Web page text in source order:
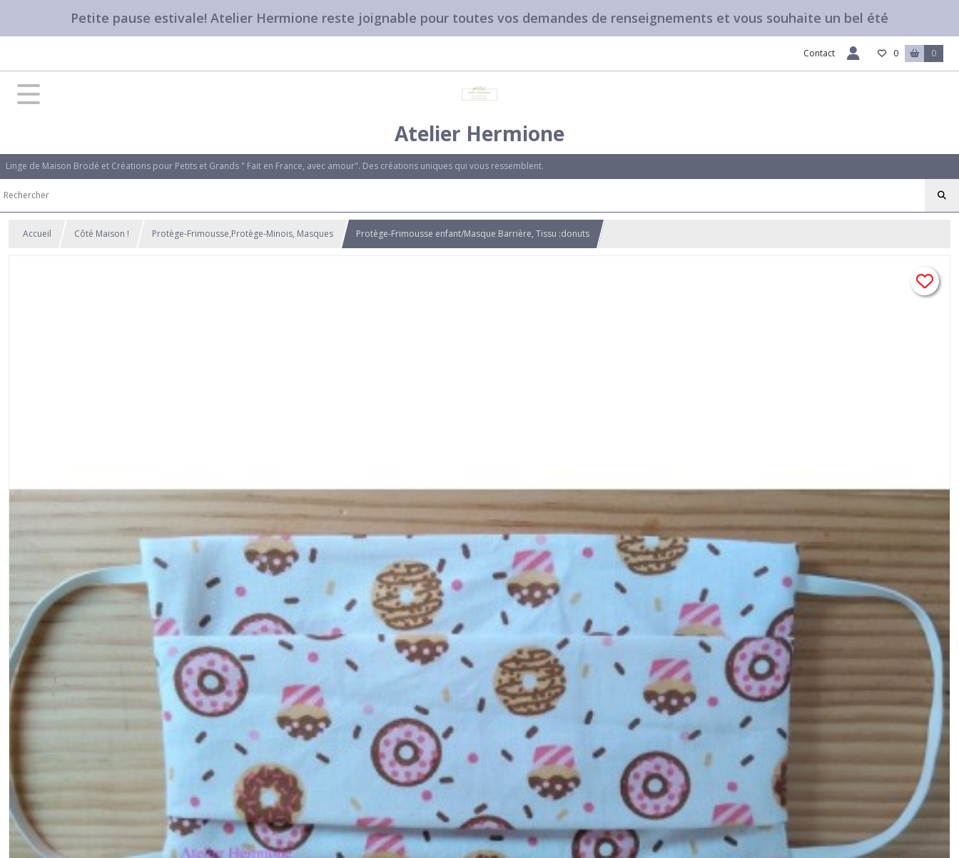
Petite pause estivale! Atelier Hermione reste joignable pour toutes vos demandes de renseignements et vous souhaite un bel été
Contact 0 0
Atelier Hermione
Linge de Maison Brodé et Créations pour Petits et Grands " Fait en France, avec amour". Des créations uniques qui vous ressemblent.
Accueil Côté Maison ! Protège-Frimousse,Protège-Minois, Masques Protège-Frimousse enfant/Masque Barrière, Tissu :donuts